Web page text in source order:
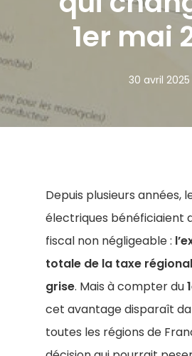
1er mai
30 avril 2025
Depuis plusieurs années,
électriques bénéficiaient
fiscal non négligeable :
totale de la taxe
grise. Mais à compter du
cet avantage disparaît
toutes les régions de